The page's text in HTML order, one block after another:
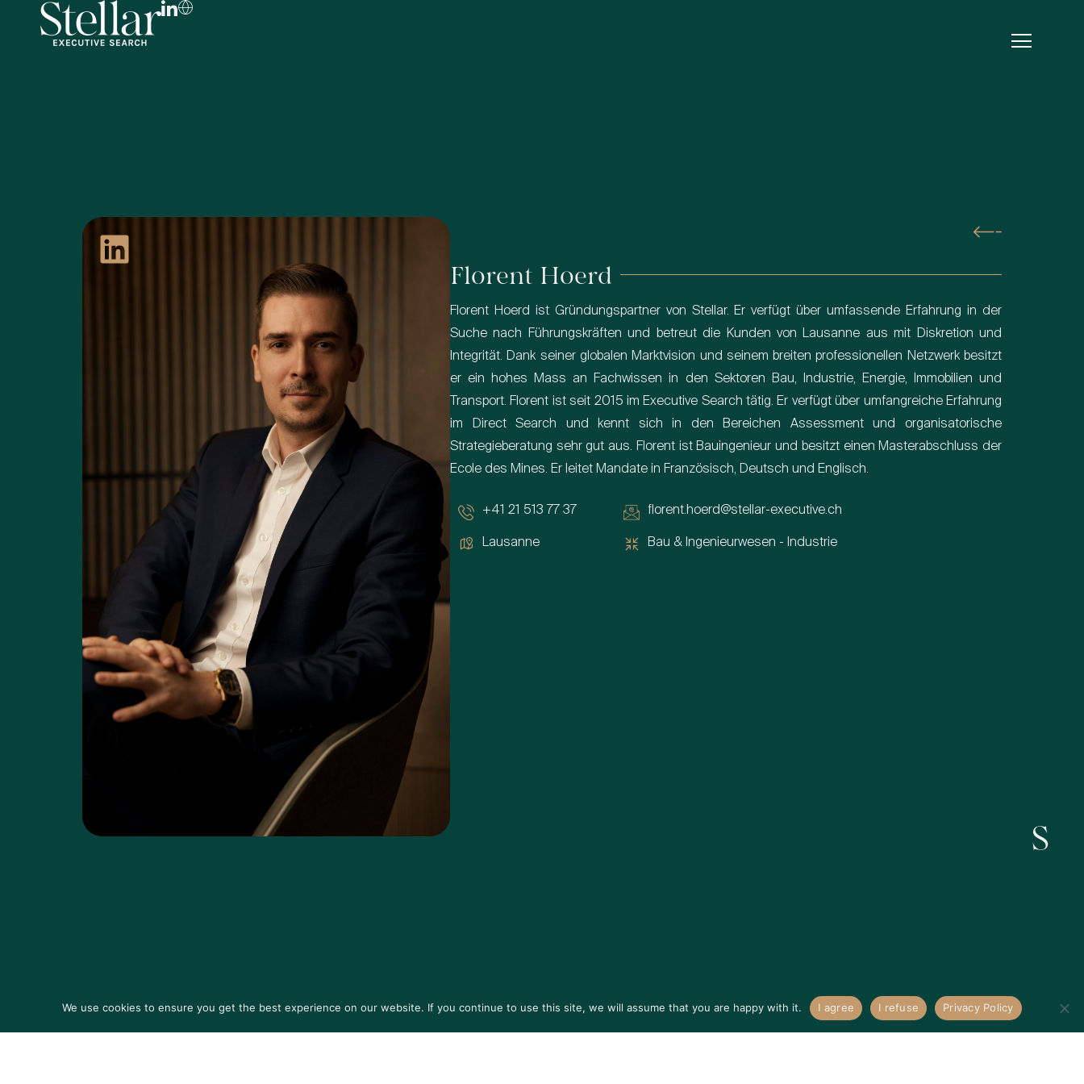
Florent Hoerd
Florent Hoerd ist Gründungspartner von Stellar. Er verfügt über umfassende Erfahrung in der
Suche nach Führungskräften und betreut die Kunden von Lausanne aus mit Diskretion und
Integrität. Dank seiner globalen Marktvision und seinem breiten professionellen Netzwerk besitzt
er ein hohes Mass an Fachwissen in den Sektoren Bau, Industrie, Energie, Immobilien und
Transport. Florent ist seit 2015 im Executive Search tätig. Er verfügt über umfangreiche Erfahrung
im Direct Search und kennt sich in den Bereichen Assessment und organisatorische
Strategieberatung sehr gut aus. Florent ist Bauingenieur und besitzt einen Masterabschluss der
Ecole des Mines. Er leitet Mandate in Französisch, Deutsch und Englisch.
+41 21 513 77 37
Lausanne
florent.hoerd@stellar-executive.ch
Bau & Ingenieurwesen - Industrie
We use cookies to ensure you get the best experience on our website. If you continue to use this site, we will assume that you are happy with it. I agree I refuse Privacy Policy